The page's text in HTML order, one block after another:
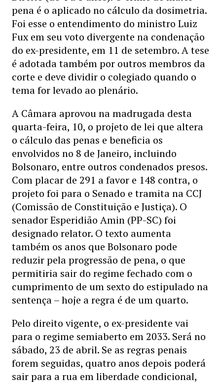
pena é o aplicado no cálculo da dosimetria.
Foi esse o entendimento do ministro Luiz
Fux em seu voto divergente na condenação
do ex-presidente, em 11 de setembro. A tese
é adotada também por outros membros da
corte e deve dividir o colegiado quando o
tema for levado ao plenário.
A Câmara aprovou na madrugada desta
quarta-feira, 10, o projeto de lei que altera
o cálculo das penas e beneficia os
envolvidos no 8 de Janeiro, incluindo
Bolsonaro, entre outros condenados presos.
Com placar de 291 a favor e 148 contra, o
projeto foi para o Senado e tramita na CCJ
(Comissão de Constituição e Justiça). O
senador Esperidião Amin (PP-SC) foi
designado relator. O texto aumenta
também os anos que Bolsonaro pode
reduzir pela progressão de pena, o que
permitiria sair do regime fechado com o
cumprimento de um sexto do estipulado na
sentença – hoje a regra é de um quarto.
Pelo direito vigente, o ex-presidente vai
para o regime semiaberto em 2033. Será no
sábado, 23 de abril. Se as regras penais
forem seguidas, quatro anos depois poderá
sair para a rua em liberdade condicional,